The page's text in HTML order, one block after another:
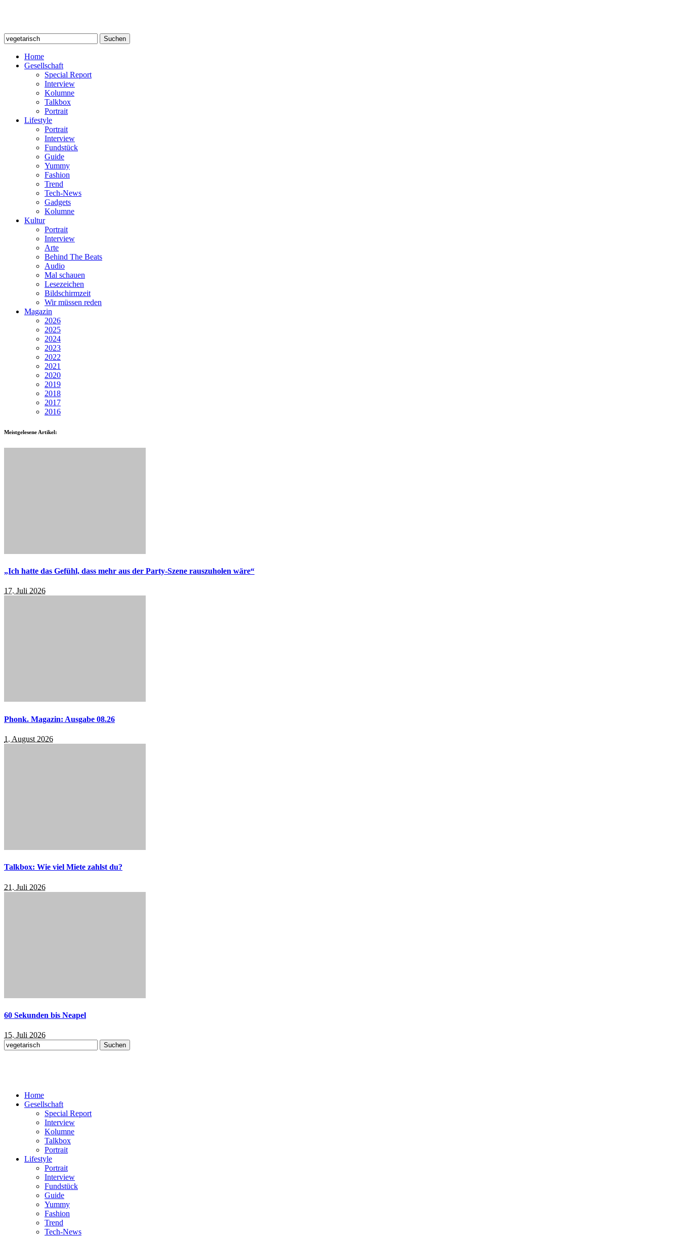
Suchen
nach:
Home
Gesellschaft
Special Report
Interview
Kolumne
Talkbox
Portrait
Lifestyle
Portrait
Interview
Fundstück
Guide
Yummy
Fashion
Trend
Tech-News
Gadgets
Kolumne
Kultur
Portrait
Interview
Arte
Behind The Beats
Audio
Mal schauen
Lesezeichen
Bildschirmzeit
Wir müssen reden
Magazin
2026
2025
2024
2023
2022
2021
2020
2019
2018
2017
2016
Meistgelesene Artikel:
„Ich hatte das Gefühl, dass mehr aus der Party-Szene rauszuholen wäre“
17. Juli 2026
Phonk. Magazin: Ausgabe 08.26
1. August 2026
Talkbox: Wie viel Miete zahlst du?
21. Juli 2026
60 Sekunden bis Neapel
15. Juli 2026
Suchen
nach:
Home
Gesellschaft
Special Report
Interview
Kolumne
Talkbox
Portrait
Lifestyle
Portrait
Interview
Fundstück
Guide
Yummy
Fashion
Trend
Tech-News